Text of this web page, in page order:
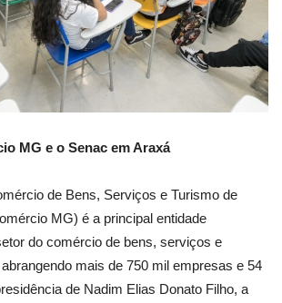
MG e o Senac em Araxá
de Bens, Serviços e Turismo de
MG) é a principal entidade
do comércio de bens, serviços e
mais de 750 mil empresas e 54
de Nadim Elias Donato Filho, a